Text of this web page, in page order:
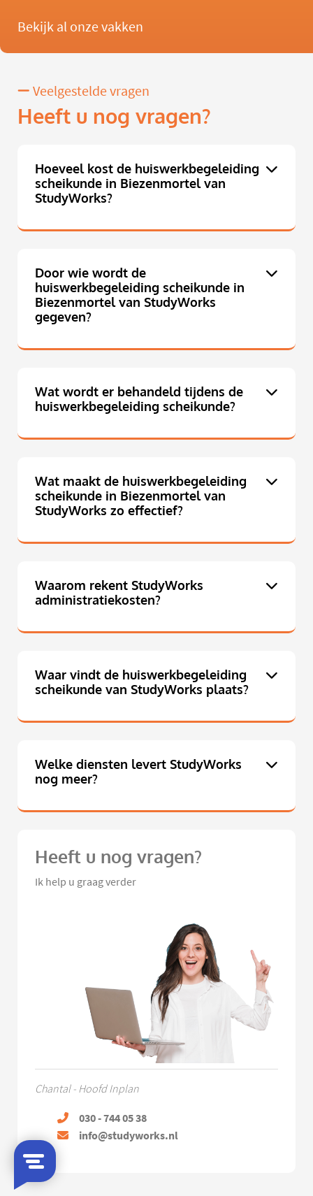
Bekijk al onze vakken
Veelgestelde vragen
Heeft u nog vragen?
Hoeveel kost de huiswerkbegeleiding
scheikunde in Biezenmortel van
StudyWorks?
Door wie wordt de
huiswerkbegeleiding scheikunde in
Biezenmortel van StudyWorks
gegeven?
Wat wordt er behandeld tijdens de
huiswerkbegeleiding scheikunde?
Wat maakt de huiswerkbegeleiding
scheikunde in Biezenmortel van
StudyWorks zo effectief?
Waarom rekent StudyWorks
administratiekosten?
Waar vindt de huiswerkbegeleiding
scheikunde van StudyWorks plaats?
Welke diensten levert StudyWorks
nog meer?
Heeft u nog vragen?
Ik help u graag verder
Chantal - Hoofd Inplan
030 - 744 05 38
info@studyworks.nl